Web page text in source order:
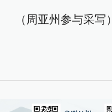
（周亚州参与采写）